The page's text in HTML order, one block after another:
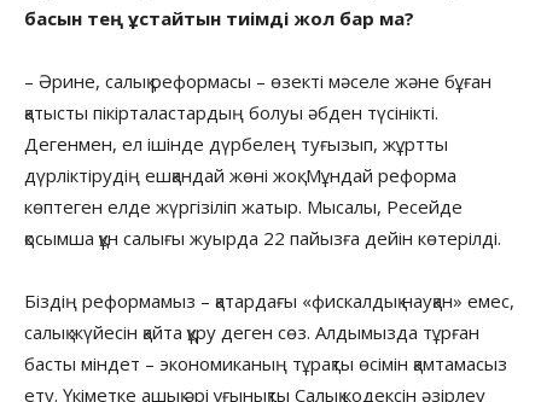
басын тең ұстайтын тиімді жол бар ма?
– Әрине, салық реформасы – өзекті мәселе және бұған
қатысты пікірталастардың болуы әбден түсінікті.
Дегенмен, ел ішінде дүрбелең туғызып, жұртты
дүрліктірудің ешқандай жөні жоқ. Мұндай реформа
көптеген елде жүргізіліп жатыр. Мысалы, Ресейде
қосымша құн салығы жуырда 22 пайызға дейін көтерілді.
Біздің реформамыз – қатардағы «фискалдық науқан» емес,
салық жүйесін қайта құру деген сөз. Алдымызда тұрған
басты міндет – экономиканың тұрақты өсімін қамтамасыз
ету. Үкіметке ашық әрі ұғынықты Салық кодексін әзірлеу